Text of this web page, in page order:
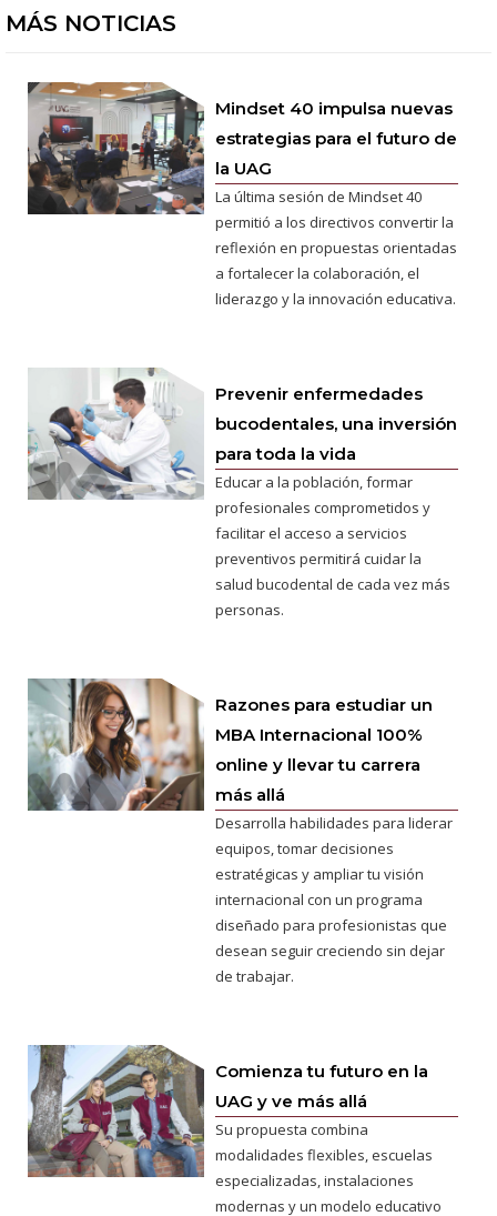
MÁS NOTICIAS
Mindset 40 impulsa nuevas
estrategias para el futuro de
la UAG
La última sesión de Mindset 40
permitió a los directivos convertir la
reflexión en propuestas orientadas
a fortalecer la colaboración, el
liderazgo y la innovación educativa.
Prevenir enfermedades
bucodentales, una inversión
para toda la vida
Educar a la población, formar
profesionales comprometidos y
facilitar el acceso a servicios
preventivos permitirá cuidar la
salud bucodental de cada vez más
personas.
Razones para estudiar un
MBA Internacional 100%
online y llevar tu carrera
más allá
Desarrolla habilidades para liderar
equipos, tomar decisiones
estratégicas y ampliar tu visión
internacional con un programa
diseñado para profesionistas que
desean seguir creciendo sin dejar
de trabajar.
Comienza tu futuro en la
UAG y ve más allá
Su propuesta combina
modalidades flexibles, escuelas
especializadas, instalaciones
modernas y un modelo educativo